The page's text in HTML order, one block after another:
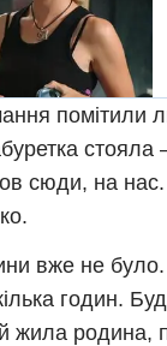
помітили
стояла
сюди, на
вже не
годин.
жила родина,